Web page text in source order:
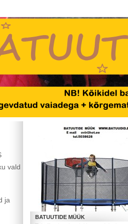
BATUUTIDE MÜÜK
vald
ja